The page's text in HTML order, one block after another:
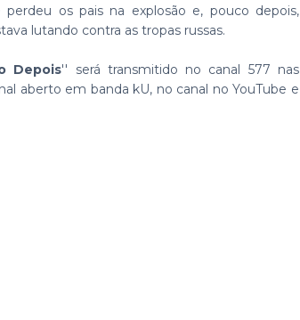
os pais na explosão e, pouco depois,
lutando contra as tropas russas.
Depois'' será transmitido no canal 577 nas
aberto em banda kU, no canal no YouTube e